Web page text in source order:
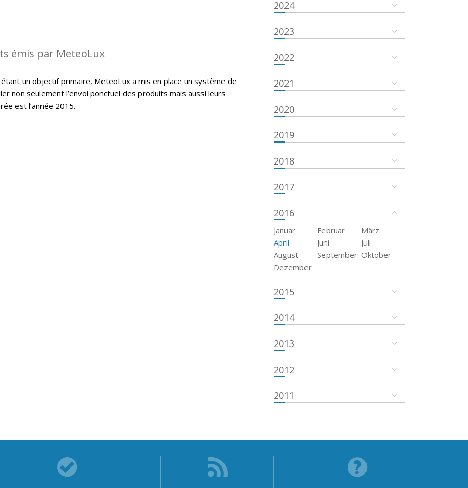
émis par MeteoLux
un objectif primaire, MeteoLux a mis en place un système de
non seulement l’envoi ponctuel des produits mais aussi leurs
est l’année 2015.
2024
2023
2022
2021
2020
2019
2018
2017
2016
Januar Februar
März
April
Juni
Juli
August
September Oktober
Dezember
2015
2014
2013
2012
2011